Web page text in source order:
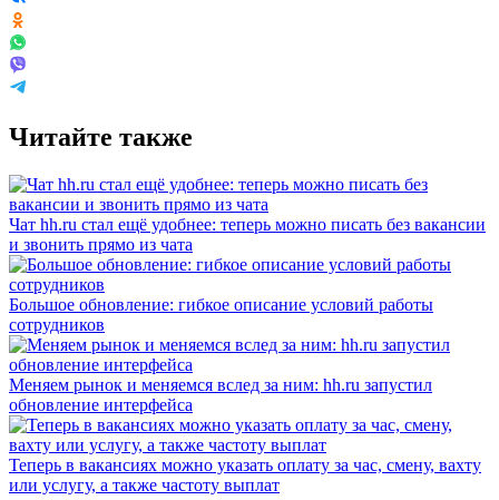
Читайте также
Чат hh.ru стал ещё удобнее: теперь можно писать без вакансии
и звонить прямо из чата
Большое обновление: гибкое описание условий работы
сотрудников
Меняем рынок и меняемся вслед за ним: hh.ru запустил
обновление интерфейса
Теперь в вакансиях можно указать оплату за час, смену, вахту
или услугу, а также частоту выплат